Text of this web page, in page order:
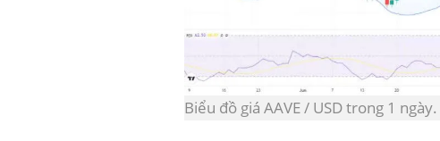
Biểu đồ giá AAVE / USD trong 1